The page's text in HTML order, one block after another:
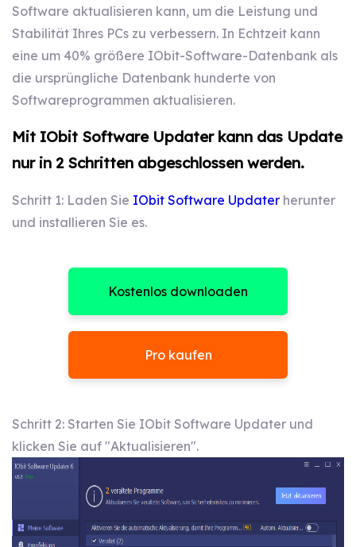
Software aktualisieren kann, um die Leistung und
Stabilität Ihres PCs zu verbessern. In Echtzeit kann
eine um 40% größere IObit-Software-Datenbank als
die ursprüngliche Datenbank hunderte von
Softwareprogrammen aktualisieren.
Mit IObit Software Updater kann das Update
nur in 2 Schritten abgeschlossen werden.
Schritt 1: Laden Sie IObit Software Updater herunter
und installieren Sie es.
Kostenlos downloaden
Pro kaufen
Schritt 2: Starten Sie IObit Software Updater und
klicken Sie auf "Aktualisieren".